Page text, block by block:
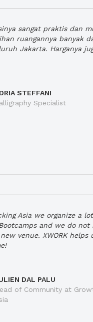
sangat praktis dan
ruangannya banyak
Jakarta. Harganya
STEFFANI
Specialist
Asia we organize a
and we do not
venue. XWORK helps
DAL PALU
of Community at